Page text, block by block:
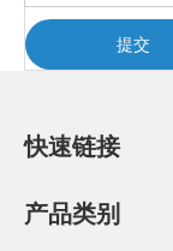
提交
快速链接
产品类别